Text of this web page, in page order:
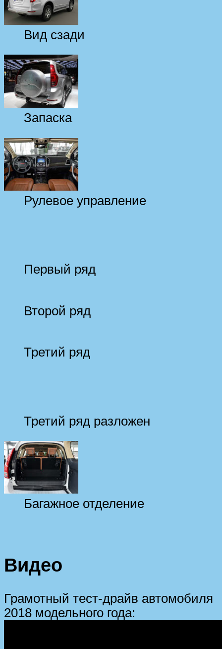
Вид сзади
Запаска
Рулевое управление
Первый ряд
Второй ряд
Третий ряд
Третий ряд разложен
Багажное отделение
Видео
Грамотный тест-драйв автомобиля
2018 модельного года: